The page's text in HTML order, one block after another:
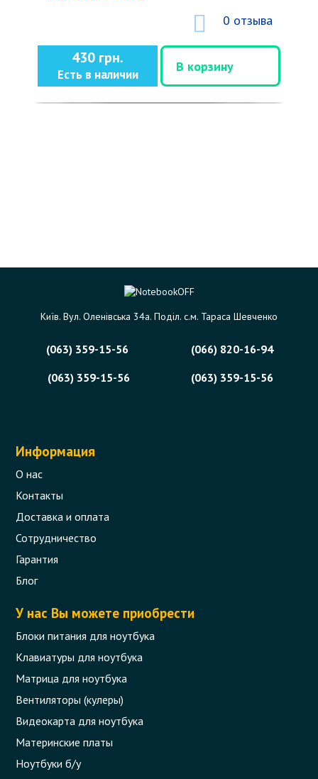
0 отзыва
430 грн.
Есть в наличии
В корзину
Київ. Вул. Оленівська 34а. Поділ. с.м. Тараса Шевченко
(063) 359-15-56
(066) 820-16-94
(063) 359-15-56
(063) 359-15-56
Информация
О нас
Контакты
Доставка и оплата
Сотрудничество
Гарантия
Блог
У нас Вы можете приобрести
Блоки питания для ноутбука
Клавиатуры для ноутбука
Матрица для ноутбука
Вентиляторы (кулеры)
Видеокарта для ноутбука
Материнские платы
Ноутбуки б/у